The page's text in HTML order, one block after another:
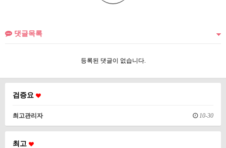
댓글목록
등록된 댓글이 없습니다.
검증요
최고관리자 10-30
최고